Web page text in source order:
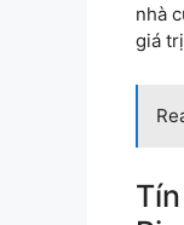
nhà
giá